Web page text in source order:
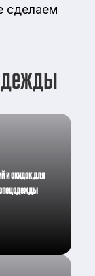
сделаем
и скидок для